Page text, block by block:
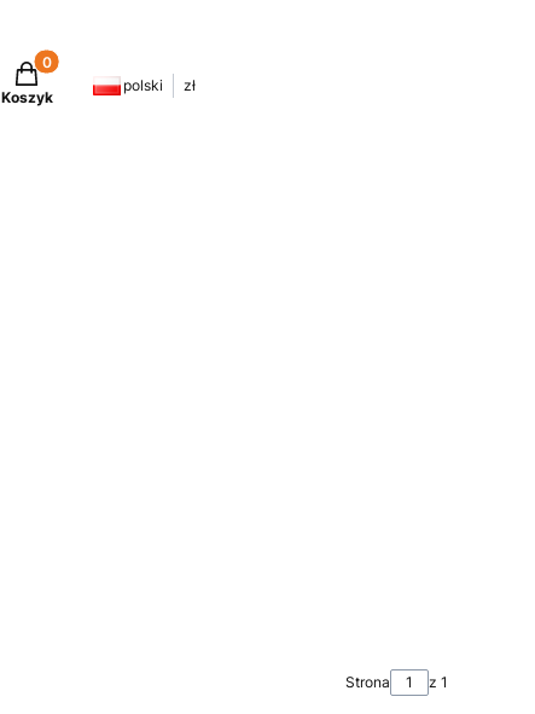
Produkty w koszyku: 0. Zobacz szczegóły
Koszyk
polski zł
Strona z 1